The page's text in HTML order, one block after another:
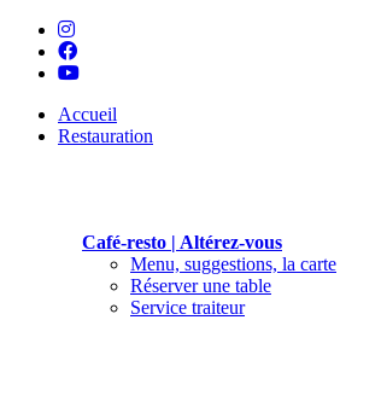
Accueil
Restauration
Café-resto | Altérez-vous
Menu, suggestions, la carte
Réserver une table
Service traiteur